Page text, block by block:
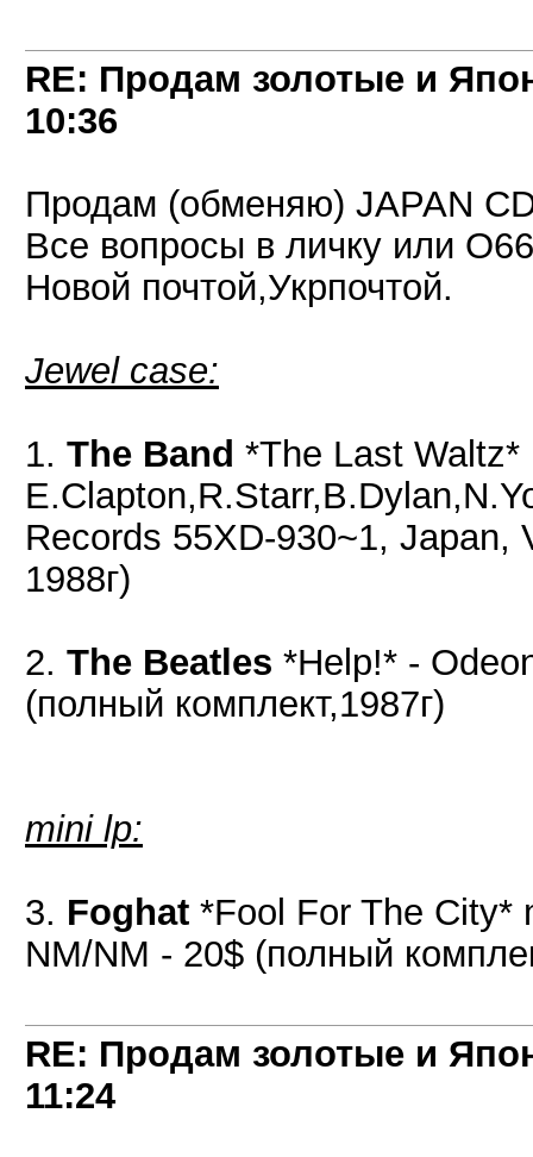
RE: Продам золотые и
10:36
Продам (обменяю) JAPAN
Все вопросы в личку или
Новой почтой,Укрпочтой.
Jewel case:
1. The Band *The Last Waltz*
Records ‎55XD-930~1, Japan,
1988г)
2. The Beatles *Help!* -
(полный комплект,1987г)
mini lp:
3. Foghat *Fool For The City*
NM/NM - 20$ (полный
RE: Продам золотые и
11:24